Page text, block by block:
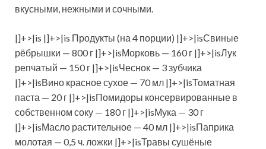
вкусными, нежными и сочными.
|]+>|is |]+>|is Продукты (на 4 порции) |]+>|isСвиные
рёбрышки — 800 г |]+>|isМорковь — 160 г |]+>|isЛук
репчатый — 150 г |]+>|isЧеснок — 3 зубчика
|]+>|isВино красное сухое — 70 мл |]+>|isТоматная
паста — 20 г |]+>|isПомидоры консервированные в
собственном соку — 180 г |]+>|isМука — 30 г
|]+>|isМасло растительное — 40 мл |]+>|isПаприка
молотая — 0,5 ч. ложки |]+>|isТравы сушёные